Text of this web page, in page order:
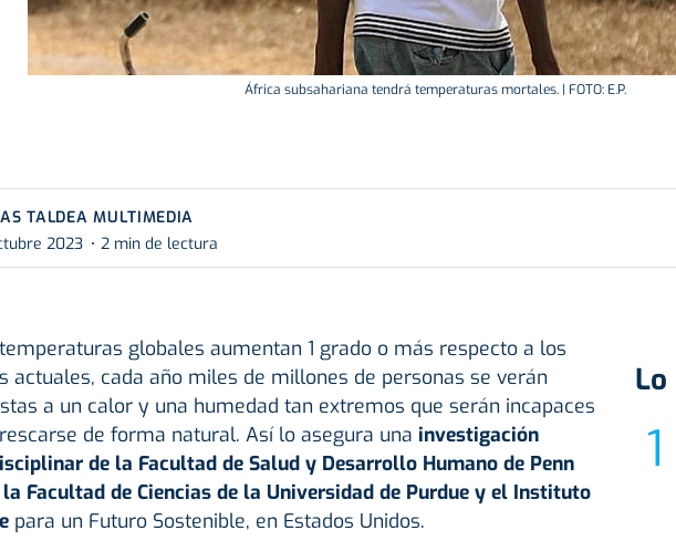
África subsahariana tendrá temperaturas mortales. | FOTO: E.P.
TALDEA MULTIMEDIA
2023
2 min de lectura
globales aumentan 1 grado o más respecto a los
actuales, cada año miles de millones de personas se verán
a un calor y una humedad tan extremos que serán incapaces
de forma natural. Así lo asegura una investigación
de la Facultad de Salud y Desarrollo Humano de Penn
Facultad de Ciencias de la Universidad de Purdue y el Instituto
para un Futuro Sostenible, en Estados Unidos.
Lo